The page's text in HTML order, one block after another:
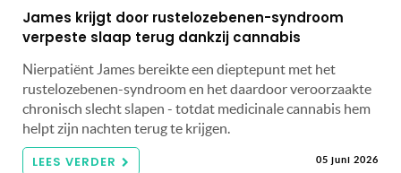
James krijgt door rustelozebenen-syndroom
verpeste slaap terug dankzij cannabis
Nierpatiënt James bereikte een dieptepunt met het
rustelozebenen-syndroom en het daardoor veroorzaakte
chronisch slecht slapen - totdat medicinale cannabis hem
helpt zijn nachten terug te krijgen.
LEES VERDER 05 juni 2026